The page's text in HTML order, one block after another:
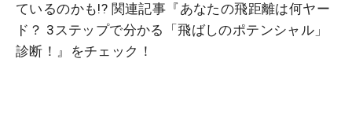
ているのかも!? 関連記事『あなたの飛距離は何ヤー
ド？ 3ステップで分かる「飛ばしのポテンシャル」
診断！』をチェック！